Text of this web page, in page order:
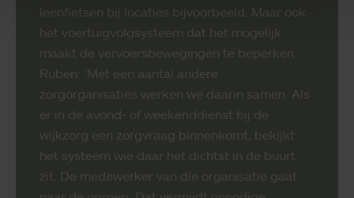
leenfietsen bij locaties bijvoorbeeld. Maar ook
het voertuigvolgsysteem dat het mogelijk
maakt de vervoersbewegingen te beperken.
Ruben: ‘Met een aantal andere
zorgorganisaties werken we daarin samen. Als
er in de avond- of weekenddienst bij de
wijkzorg een zorgvraag binnenkomt, bekijkt
het systeem wie daar het dichtst in de buurt
zit. De medewerker van díe organisatie gaat